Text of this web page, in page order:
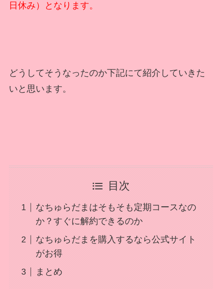
日休み）となります。
どうしてそうなったのか下記にて紹介していきた
いと思います。
目次
なちゅらだまはそもそも定期コースなの
か？すぐに解約できるのか
なちゅらだまを購入するなら公式サイト
がお得
まとめ